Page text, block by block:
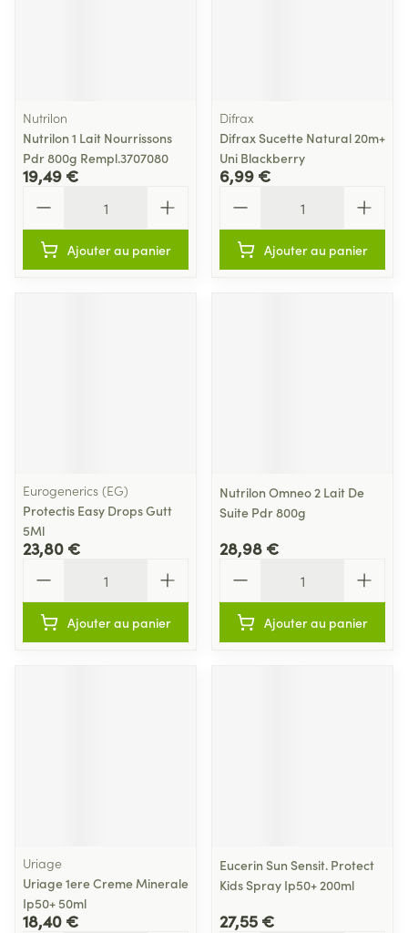
Nutrilon
Nutrilon 1 Lait Nourrissons
Pdr 800g Rempl.3707080
19,49 €
Ajouter au panier
Difrax
Difrax Sucette Natural 20m+
Uni Blackberry
6,99 €
Ajouter au panier
Eurogenerics (EG)
Protectis Easy Drops Gutt
5Ml
23,80 €
Ajouter au panier
Nutrilon Omneo 2 Lait De
Suite Pdr 800g
28,98 €
Ajouter au panier
Uriage
Uriage 1ere Creme Minerale
Ip50+ 50ml
18,40 €
Eucerin Sun Sensit. Protect
Kids Spray Ip50+ 200ml
27,55 €